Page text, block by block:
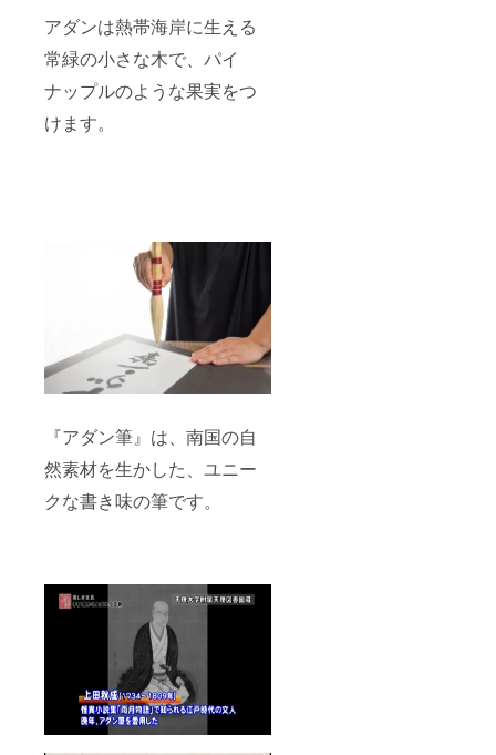
アダンは熱帯海岸に生える
常緑の小さな木で、パイ
ナップルのような果実をつ
けます。
『アダン筆』は、南国の自
然素材を生かした、ユニー
クな書き味の筆です。